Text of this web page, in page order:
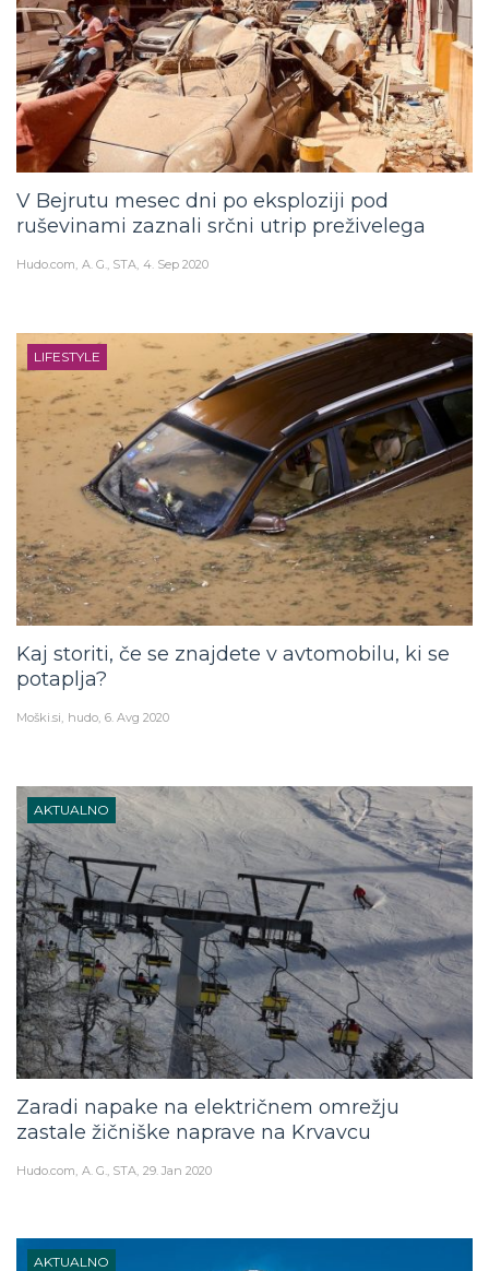
V Bejrutu mesec dni po eksploziji pod
ruševinami zaznali srčni utrip preživelega
Hudo.com A. G., STA 4. Sep 2020
LIFESTYLE
Kaj storiti, če se znajdete v avtomobilu, ki se
potaplja?
Moški.si hudo 6. Avg 2020
AKTUALNO
Zaradi napake na električnem omrežju
zastale žičniške naprave na Krvavcu
Hudo.com A. G., STA 29. Jan 2020
AKTUALNO